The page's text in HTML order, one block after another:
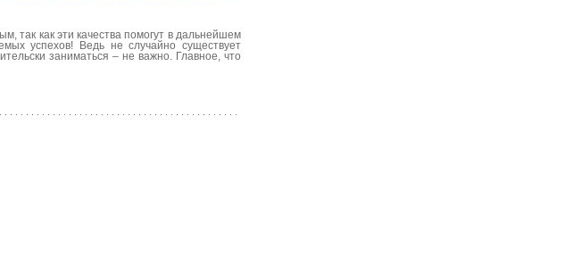
так как эти качества помогут в дальнейшем
успехов! Ведь не случайно существует
заниматься – не важно. Главное, что